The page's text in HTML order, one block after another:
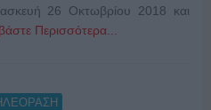
26 Οκτωβρίου 2018 και
Περισσότερα...